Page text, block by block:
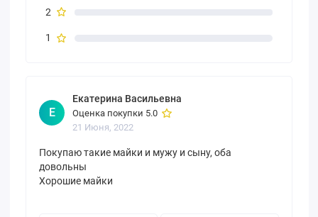
2
1
Е
Екатерина Васильевна
Оценка покупки 5.0
21 Июня, 2022
Покупаю такие майки и мужу и сыну, оба
довольны
Хорошие майки